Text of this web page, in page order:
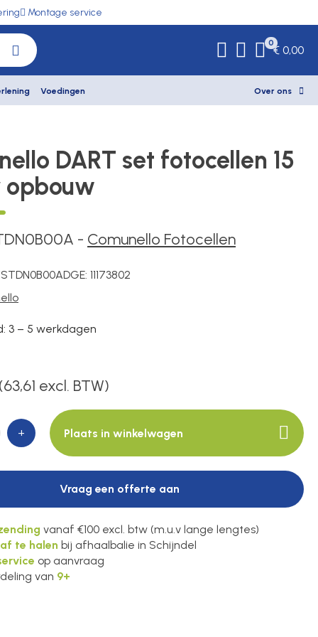
Montage service
0
€ 0,00
Voedingen Over ons
DART set fotocellen 15
opbouw
- Comunello Fotocellen
DGE: 11173802
3 – 5 werkdagen
(63,61 excl. BTW)
+ Plaats in winkelwagen
Vraag een offerte aan
vanaf €100 excl. btw (m.u.v lange lengtes)
te halen bij afhaalbalie in Schijndel
op aanvraag
van 9+